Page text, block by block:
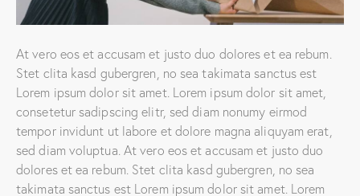
At vero eos et accusam et justo duo dolores et ea rebum.
Stet clita kasd gubergren, no sea takimata sanctus est
Lorem ipsum dolor sit amet. Lorem ipsum dolor sit amet,
consetetur sadipscing elitr, sed diam nonumy eirmod
tempor invidunt ut labore et dolore magna aliquyam erat,
sed diam voluptua. At vero eos et accusam et justo duo
dolores et ea rebum. Stet clita kasd gubergren, no sea
takimata sanctus est Lorem ipsum dolor sit amet. Lorem